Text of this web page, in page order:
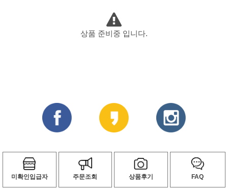
상품 준비중 입니다.
미확인입급자 주문조회 상품후기 FAQ